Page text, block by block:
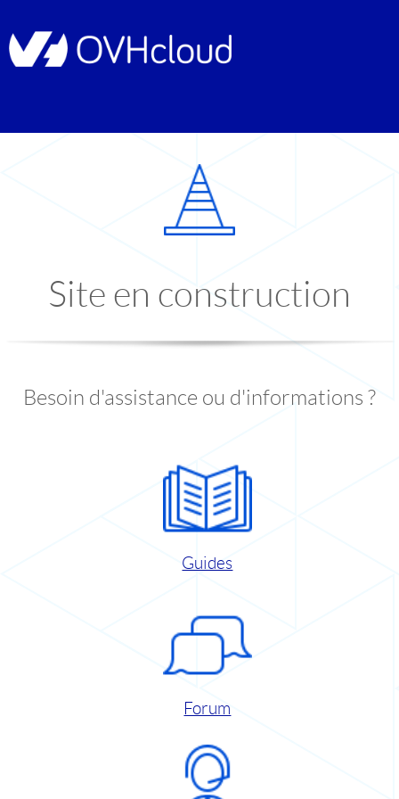
Site en construction
Besoin d'assistance ou d'informations ?
Guides
Forum